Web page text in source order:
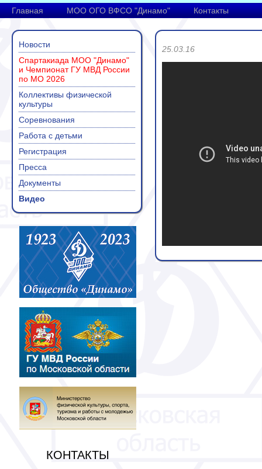
Главная МОО ОГО ВФСО "Динамо" Контакты
Новости
Спартакиада МОО "Динамо"
и Чемпионат ГУ МВД России
по МО 2026
Коллективы физической
культуры
Соревнования
Работа с детьми
Регистрация
Пресса
Документы
Видео
КОНТАКТЫ
25.03.16